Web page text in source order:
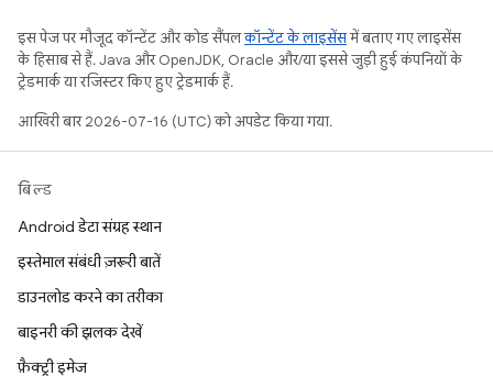
इस पेज पर मौजूद कॉन्टेंट और कोड सैंपलकॉन्टेंट के लाइसेंसमें बताए गए लाइसेंस
के हिसाब से हैं. Java और OpenJDK, Oracle और/या इससे जुड़ी हुई कंपनियों के
ट्रेडमार्क या रजिस्टर किए हुए ट्रेडमार्क हैं.
आखिरी बार 2026-07-16 (UTC) को अपडेट किया गया.
बिल्ड
Android डेटा संग्रह स्थान
इस्तेमाल संबंधी ज़रूरी बातें
डाउनलोड करने का तरीका
बाइनरी की झलक देखें
फ़ैक्ट्री इमेज